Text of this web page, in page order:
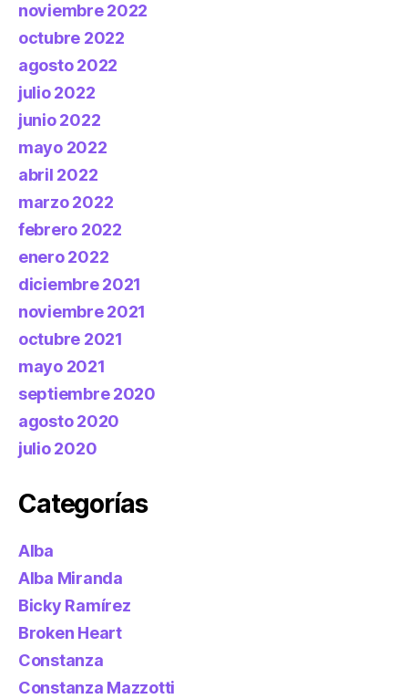
noviembre 2022
octubre 2022
agosto 2022
julio 2022
junio 2022
mayo 2022
abril 2022
marzo 2022
febrero 2022
enero 2022
diciembre 2021
noviembre 2021
octubre 2021
mayo 2021
septiembre 2020
agosto 2020
julio 2020
Categorías
Alba
Alba Miranda
Bicky Ramírez
Broken Heart
Constanza
Constanza Mazzotti